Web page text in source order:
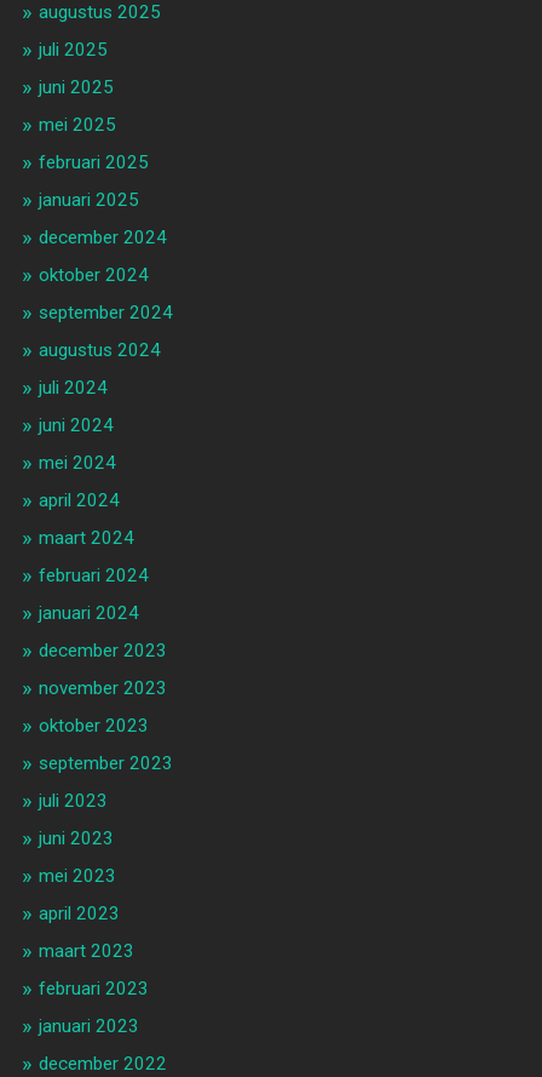
augustus 2025
juli 2025
juni 2025
mei 2025
februari 2025
januari 2025
december 2024
oktober 2024
september 2024
augustus 2024
juli 2024
juni 2024
mei 2024
april 2024
maart 2024
februari 2024
januari 2024
december 2023
november 2023
oktober 2023
september 2023
juli 2023
juni 2023
mei 2023
april 2023
maart 2023
februari 2023
januari 2023
december 2022